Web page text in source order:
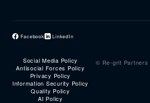
Facebook LinkedIn
Social Media Policy
Antisocial Forces Policy
Privacy Policy
Information Security Policy
Quality Policy
AI Policy
© Re-grit Partners